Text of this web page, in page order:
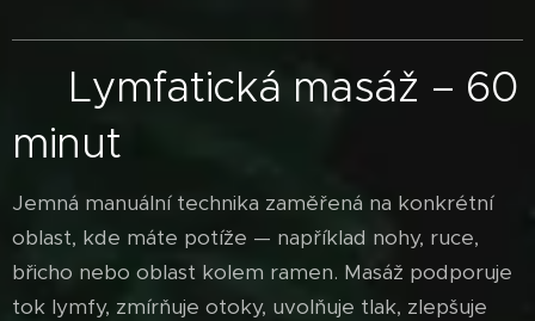
Lymfatická masáž – 60
minut
Jemná manuální technika zaměřená na konkrétní
oblast, kde máte potíže — například nohy, ruce,
břicho nebo oblast kolem ramen. Masáž podporuje
tok lymfy, zmírňuje otoky, uvolňuje tlak, zlepšuje